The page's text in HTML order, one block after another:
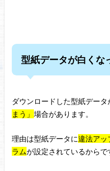
型紙データが白くな
ダウンロードした型紙データ
まう」 場合があります。
理由は型紙データに違法アッ
ラムが設定されているからで